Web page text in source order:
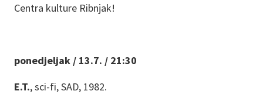
Centra kulture Ribnjak!
ponedjeljak / 13.7. / 21:30
E.T., sci-fi, SAD, 1982.